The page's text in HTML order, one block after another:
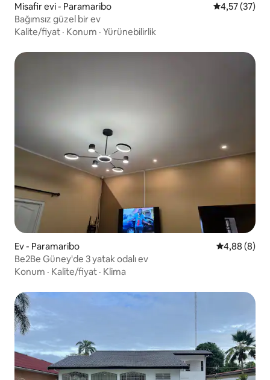
Misafir evi - Paramaribo 5 üzerinden
4,57 (37)
Bağımsız güzel bir ev
Kalite/fiyat · Konum · Yürünebilirlik
Ev - Paramaribo 5 üzerinden
4,88 (8)
Be2Be Güney'de 3 yatak odalı ev
Konum · Kalite/fiyat · Klima